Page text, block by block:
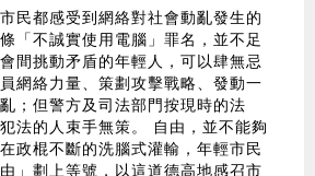
民都感受到網絡對社會動亂發生的
「不誠實使用電腦」罪名，並不足
間挑動矛盾的年輕人，可以肆無忌
網絡力量、策劃攻擊戰略、發動一
；但警方及司法部門按現時的法
法的人束手無策。 自由，並不能夠
政棍不斷的洗腦式灌輸，年輕市民
」劃上等號，以這道德高地感召市